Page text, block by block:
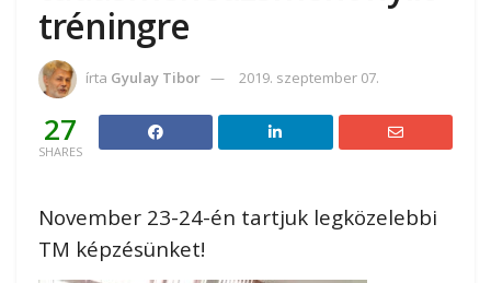
tréningre
írta Gyulay Tibor 2019. szeptember 07.
27
SHARES
November 23-24-én tartjuk legközelebbi
TM képzésünket!